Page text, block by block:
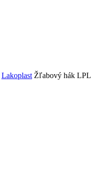
Lakoplast Žľabový hák LPL